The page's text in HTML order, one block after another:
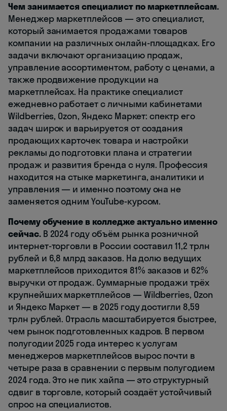
Чем занимается специалист по маркетплейсам.
Менеджер маркетплейсов — это специалист,
который занимается продажами товаров
компании на различных онлайн-площадках. Его
задачи включают организацию продаж,
управление ассортиментом, работу с ценами, а
также продвижение продукции на
маркетплейсах. На практике специалист
ежедневно работает с личными кабинетами
Wildberries, Ozon, Яндекс Маркет: спектр его
задач широк и варьируется от создания
продающих карточек товара и настройки
рекламы до подготовки плана и стратегии
продаж и развития бренда с нуля. Профессия
находится на стыке маркетинга, аналитики и
управления — и именно поэтому она не
заменяется одним YouTube-курсом.
Почему обучение в колледже актуально именно
сейчас.В 2024 году объём рынка розничной
интернет-торговли в России составил 11,2 трлн
рублей и 6,8 млрд заказов. На долю ведущих
маркетплейсов приходится 81% заказов и 62%
выручки от продаж. Суммарные продажи трёх
крупнейших маркетплейсов — Wildberries, Ozon
и Яндекс Маркет — в 2025 году достигли 8,59
трлн рублей. Отрасль масштабируется быстрее,
чем рынок подготовленных кадров. В первом
полугодии 2025 года интерес к услугам
менеджеров маркетплейсов вырос почти в
четыре раза в сравнении с первым полугодием
2024 года. Это не пик хайпа — это структурный
сдвиг в торговле, который создаёт устойчивый
спрос на специалистов.